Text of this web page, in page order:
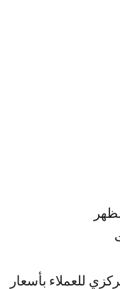
للعملاء بأسعار